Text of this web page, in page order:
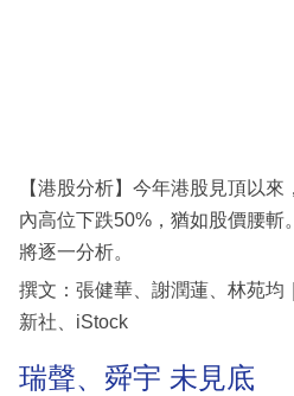
區
【港股分析】今年港股見頂以
內高位下跌50%，猶如股價腰斬
將逐一分析。
撰文：張健華、謝潤蓮、林苑均
新社、iStock
瑞聲、舜宇 未見底